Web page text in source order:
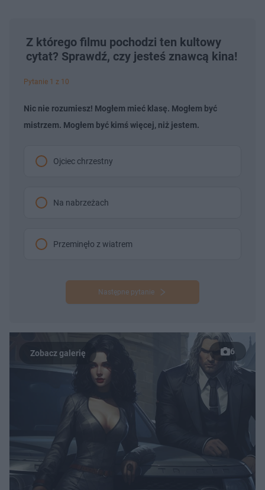
Z którego filmu pochodzi ten kultowy
cytat? Sprawdź, czy jesteś znawcą kina!
Pytanie 1 z 10
Nic nie rozumiesz! Mogłem mieć klasę. Mogłem być
mistrzem. Mogłem być kimś więcej, niż jestem.
Ojciec chrzestny
Na nabrzeżach
Przeminęło z wiatrem
Następne pytanie
6